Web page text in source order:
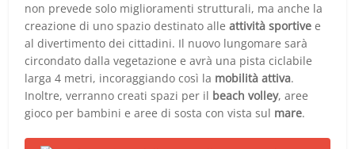
non prevede solo miglioramenti strutturali, ma anche la
creazione di uno spazio destinato alleattività sportive e
al divertimento dei cittadini. Il nuovo lungomare sarà
circondato dalla vegetazione e avrà una pista ciclabile
larga 4 metri, incoraggiando così la mobilità attiva.
Inoltre, verranno creati spazi per il beach volley, aree
gioco per bambini e aree di sosta con vista sul mare.